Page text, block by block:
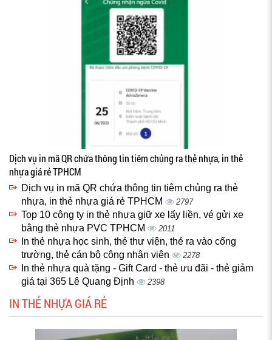
Dịch vụ in mã QR chứa thông tin tiêm chủng ra thẻ nhựa, in thẻ
nhựa giá rẻ TPHCM
Dịch vụ in mã QR chứa thông tin tiêm chủng ra thẻ
nhựa, in thẻ nhựa giá rẻ TPHCM
2797
Top 10 công ty in thẻ nhựa giữ xe lấy liền, vé gửi xe
bằng thẻ nhựa PVC TPHCM
2011
In thẻ nhựa học sinh, thẻ thư viện, thẻ ra vào cổng
trường, thẻ cán bộ công nhân viên
2278
In thẻ nhựa quà tặng - Gift Card - thẻ ưu đãi - thẻ giảm
giá tại 365 Lê Quang Định
2398
IN THẺ NHỰA GIÁ RẺ